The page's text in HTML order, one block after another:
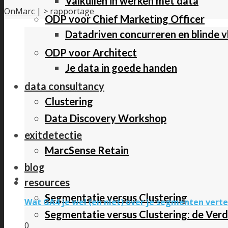
ODP voor Chief Marketing Officer
Datadriven concurreren en blinde
ODP voor Architect
Je data in goede handen
data consultancy
Clustering
Data Discovery Workshop
exitdetectie
MarcSense Retain
blog
resources
Segmentatie versus Clustering
Segmentatie versus Clustering: de
OnMarc | > rapportage
Wat GA4 je wel (en niet) over je segmenten
0